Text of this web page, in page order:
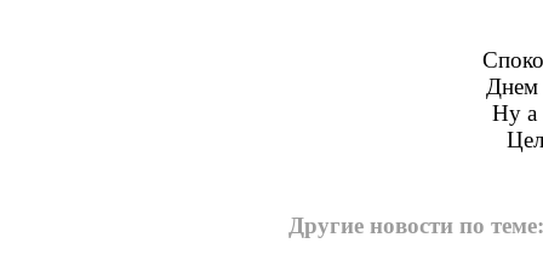
Днем
Ну а
Другие новости по теме: